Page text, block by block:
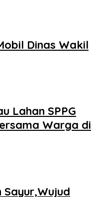
Dinas Wakil
Lahan SPPG
Warga di
Sayur,Wujud